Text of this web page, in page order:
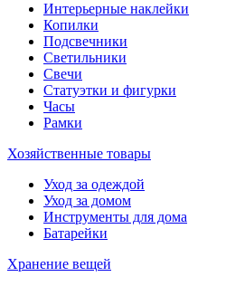
Интерьерные наклейки
Копилки
Подсвечники
Светильники
Свечи
Статуэтки и фигурки
Часы
Рамки
Хозяйственные товары
Уход за одеждой
Уход за домом
Инструменты для дома
Батарейки
Хранение вещей